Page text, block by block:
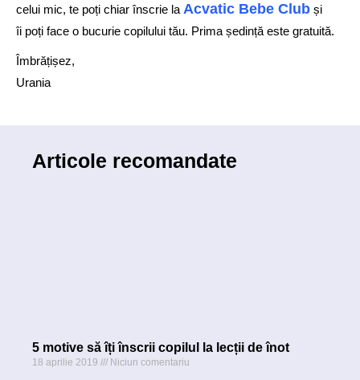
celui mic, te poți chiar înscrie la Acvatic Bebe Club și
îi poți face o bucurie copilului tău. Prima ședință este gratuită.
Îmbrățișez,
Urania
Articole recomandate
5 motive să îți înscrii copilul la lecții de înot
18 aprilie 2019 Niciun comentariu